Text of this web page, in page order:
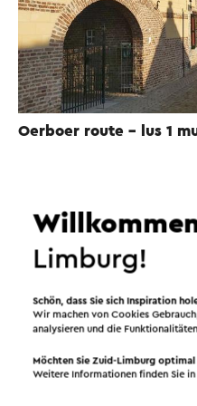
Oerboer route – lus 1
Spaß in der
Unterkünfte Essen
Attraktionen
Limburg!
Schön, dass Sie sich Inspiration
Wir machen von Cookies
analysieren und die
Möchten Sie Zuid-Limburg optimal
Weitere Informationen finden Sie